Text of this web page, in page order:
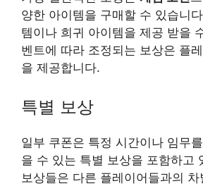
양한 아이템을 구매할 수 있습니
템이나 희귀 아이템을 제공 받을
벤트에 따라 조정되는 보상은 플
을 제공합니다.
특별 보상
일부 쿠폰은 특정 시간이나 임무
을 수 있는 특별 보상을 포함하고
보상들은 다른 플레이어들과의